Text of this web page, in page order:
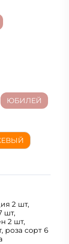
ЮБИЛЕЙ
2 шт,
шт,
2 шт,
роза сорт 6